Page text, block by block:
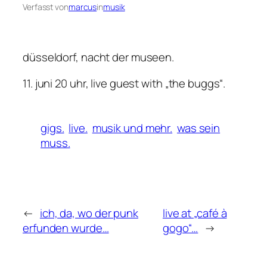
Verfasst vonmarcusinmusik
düsseldorf, nacht der museen.
11. juni 20 uhr, live guest with „the buggs“.
gigs. live. musik und mehr. was sein
muss.
← ich, da, wo der punk
erfunden wurde…
live at „café à
gogo“… →